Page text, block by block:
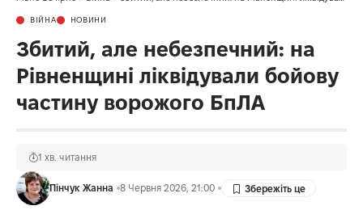
ВІЙНА НОВИНИ
Збитий, але небезпечний: на
Рівненщині ліквідували бойову
частину ворожого БпЛА
Пінчук Жанна 8 Червня 2026, 21:00
1 хв. читання